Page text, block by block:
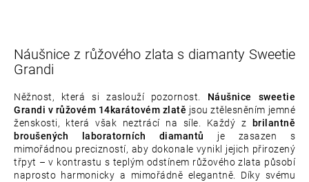
Náušnice z růžového zlata s diamanty Sweetie
Grandi
Něžnost, která si zaslouží pozornost.
Náušnice sweetie
Grandi v růžovém 14karátovém zlatě jsou ztělesněním jemné
ženskosti, která však neztrácí na síle. Každý z
brilantně
broušených laboratorních diamantů je zasazen s
mimořádnou precizností, aby dokonale vynikl jejich přirozený
třpyt – v kontrastu s teplým odstínem růžového zlata působí
naprosto harmonicky a mimořádně elegantně. Díky svému